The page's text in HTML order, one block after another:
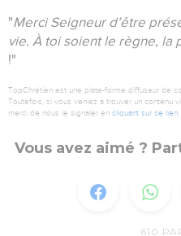
"Merci Seigneur d’être
vie. À toi soient le règne, la
!"
TopChrétien est une plate-forme diffuseur de
Toutefois, si vous veniez à trouver un contenu
merci de nous le signaler en cliquant sur ce lien.
Vous avez aimé ?
610